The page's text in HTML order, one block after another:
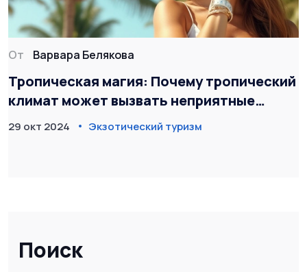
Поиск
От Варвара Белякова
Тропическая магия: Почему тропический
климат может вызвать неприятные
ощущения в глазах?
29 окт 2024 Экзотический туризм